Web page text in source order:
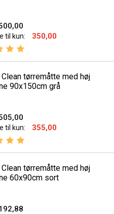
til kun: 350,00
Clean tørremåtte med høj
90x150cm grå
til kun: 355,00
Clean tørremåtte med høj
60x90cm sort